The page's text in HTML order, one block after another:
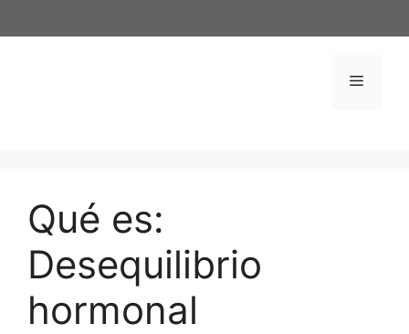
al
Menú
Qué es:
Desequilibrio
hormonal